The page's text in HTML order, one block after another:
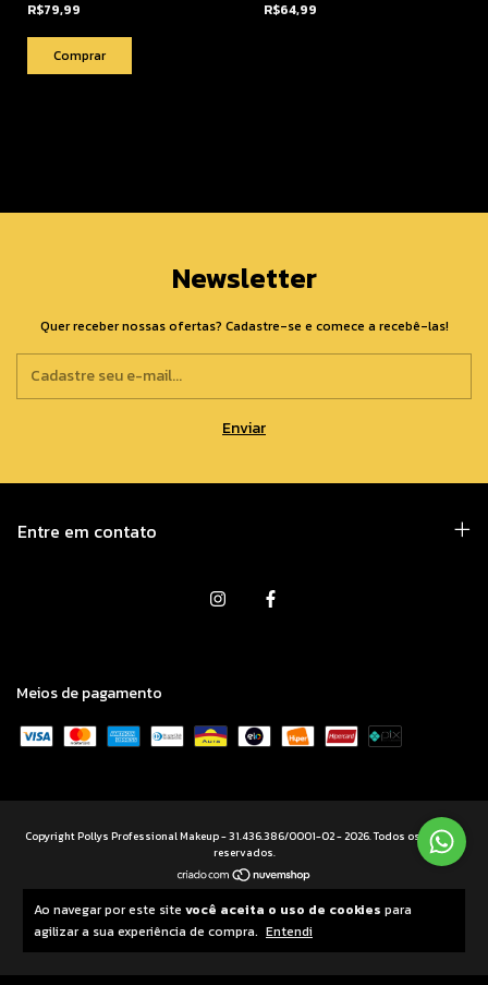
Ao navegar por este site você aceita o uso de cookies para
agilizar a sua experiência de compra. Entendi
R$79,99
R$64,99
Newsletter
Quer receber nossas ofertas? Cadastre-se e comece a recebê-las!
Entre em contato
Meios de pagamento
Copyright Pollys Professional Makeup - 31.436.386/0001-02 - 2026. Todos os direitos
reservados.